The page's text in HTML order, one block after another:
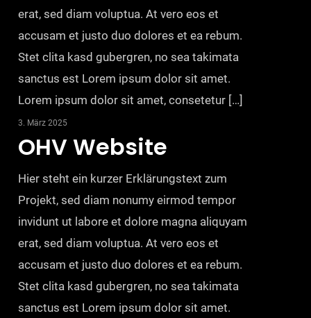
erat, sed diam voluptua. At vero eos et
accusam et justo duo dolores et ea rebum.
Stet clita kasd gubergren, no sea takimata
sanctus est Lorem ipsum dolor sit amet.
Lorem ipsum dolor sit amet, consetetur […]
3. März 2025
OHV Website
Hier steht ein kurzer Erklärungstext zum
Projekt, sed diam nonumy eirmod tempor
invidunt ut labore et dolore magna aliquyam
erat, sed diam voluptua. At vero eos et
accusam et justo duo dolores et ea rebum.
Stet clita kasd gubergren, no sea takimata
sanctus est Lorem ipsum dolor sit amet.